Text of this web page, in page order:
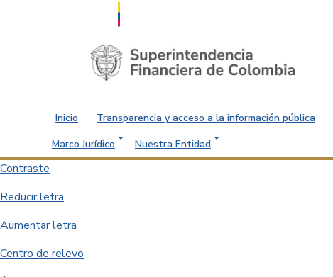
Saltar al contenido principal
Inicio Transparencia y acceso a la información pública
Marco Jurídico
Nuestra Entidad
Contraste
Reducir letra
Aumentar letra
Centro de relevo